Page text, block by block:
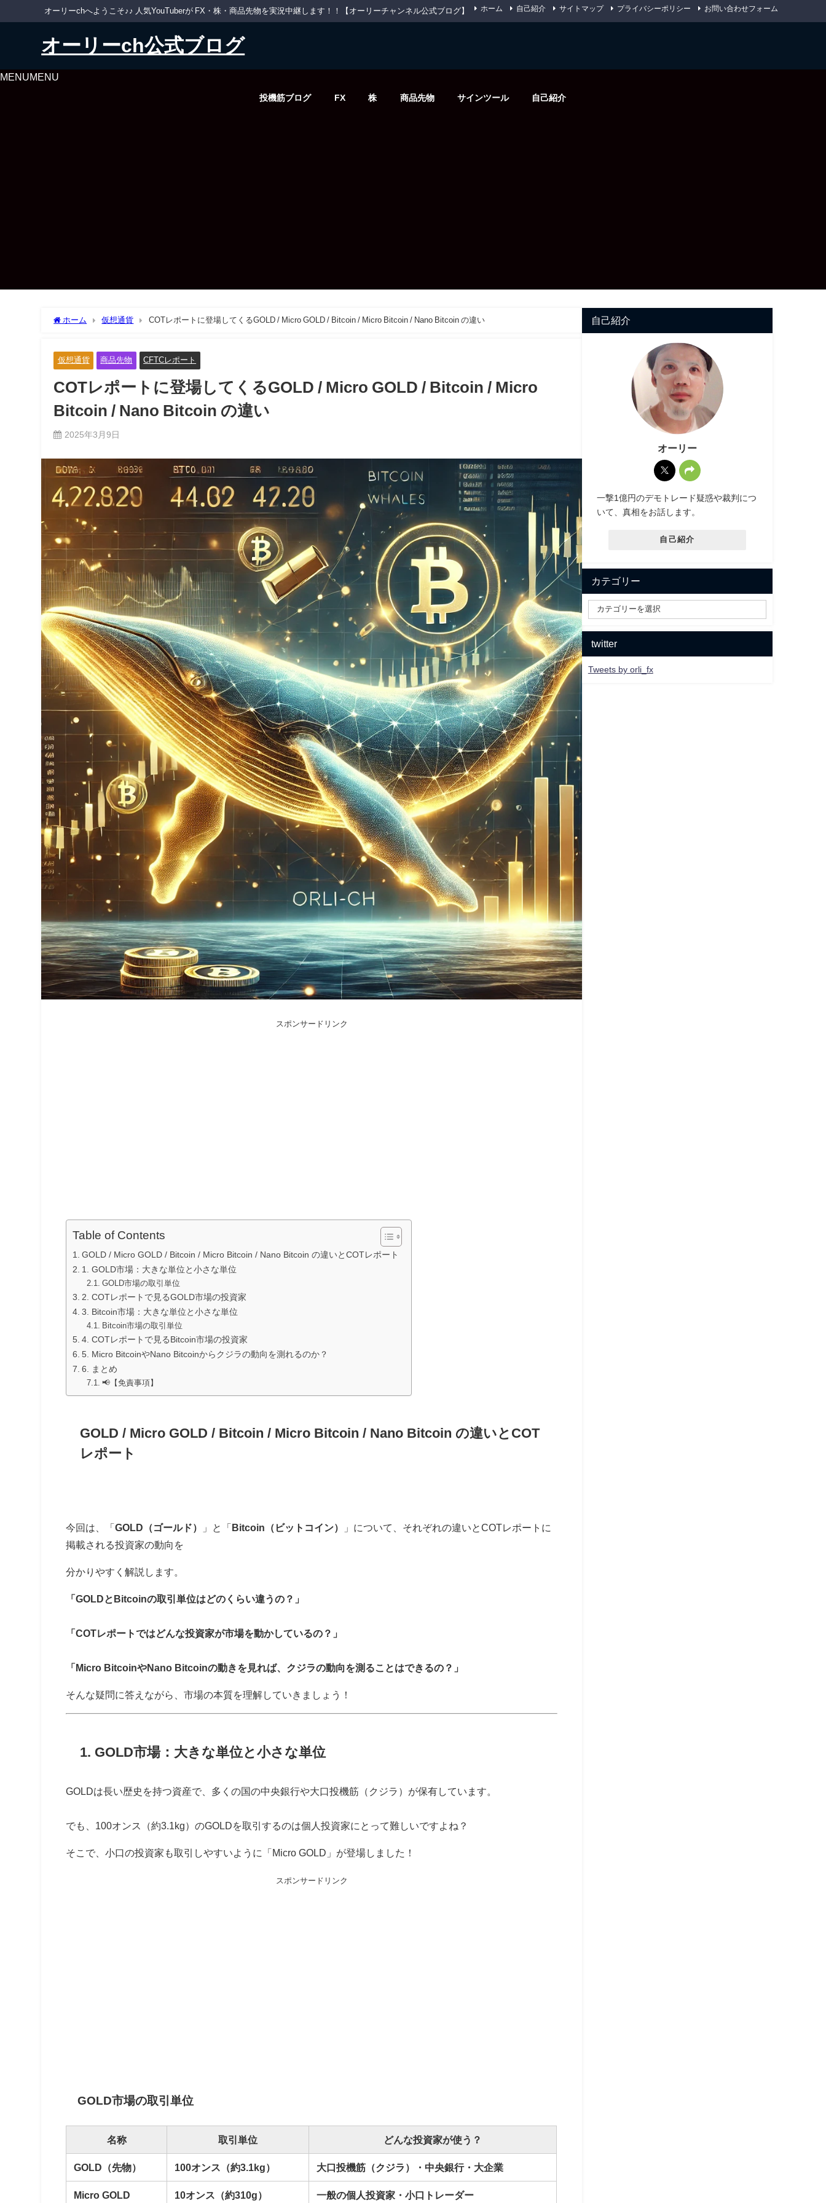
オーリーchへようこそ♪♪ 人気YouTuberが FX・株・商品先物を実況中継します！！【オーリーチャンネル公式ブログ】 ホーム 自己紹介 サイトマップ プライバシーポリシー お問い合わせフォーム
オーリーch公式ブログ
MENUMENU
投機筋ブログ FX 株 商品先物 サインツール 自己紹介
ホーム 仮想通貨 COTレポートに登場してくるGOLD / Micro GOLD / Bitcoin / Micro Bitcoin / Nano Bitcoin の違い
仮想通貨 商品先物 CFTCレポート
COTレポートに登場してくるGOLD / Micro GOLD / Bitcoin / Micro
Bitcoin / Nano Bitcoin の違い
2025年3月9日
スポンサードリンク
Table of Contents
GOLD / Micro GOLD / Bitcoin / Micro Bitcoin / Nano Bitcoin の違いとCOTレポート
1. GOLD市場：大きな単位と小さな単位
GOLD市場の取引単位
2. COTレポートで見るGOLD市場の投資家
3. Bitcoin市場：大きな単位と小さな単位
Bitcoin市場の取引単位
4. COTレポートで見るBitcoin市場の投資家
5. Micro BitcoinやNano Bitcoinからクジラの動向を測れるのか？
6. まとめ
📢【免責事項】
GOLD / Micro GOLD / Bitcoin / Micro Bitcoin / Nano Bitcoin の違いとCOT
レポート
今回は、「GOLD（ゴールド） 」と「 Bitcoin（ビットコイン）
」について、それぞれの違いとCOTレポートに
掲載される投資家の動向を
分かりやすく解説します。
「GOLDとBitcoinの取引単位はどのくらい違うの？」
「COTレポートではどんな投資家が市場を動かしているの？」
「Micro BitcoinやNano Bitcoinの動きを見れば、クジラの動向を測ることはできるの？」
そんな疑問に答えながら、市場の本質を理解していきましょう！
1. GOLD市場：大きな単位と小さな単位
GOLDは長い歴史を持つ資産で、多くの国の中央銀行や大口投機筋（クジラ）が保有しています。
でも、100オンス（約3.1kg）のGOLDを取引するのは個人投資家にとって難しいですよね？
そこで、小口の投資家も取引しやすいように「Micro GOLD」が登場しました！
スポンサードリンク
GOLD市場の取引単位
名称 取引単位 どんな投資家が使う？
GOLD（先物） 100オンス（約3.1kg） 大口投機筋（クジラ）・中央銀行・大企業
Micro GOLD 10オンス（約310g） 一般の個人投資家・小口トレーダー
自己紹介
オーリー
一撃1億円のデモトレード疑惑や裁判につ
いて、真相をお話します。
自己紹介
カテゴリー
twitter
Tweets by orli_fx